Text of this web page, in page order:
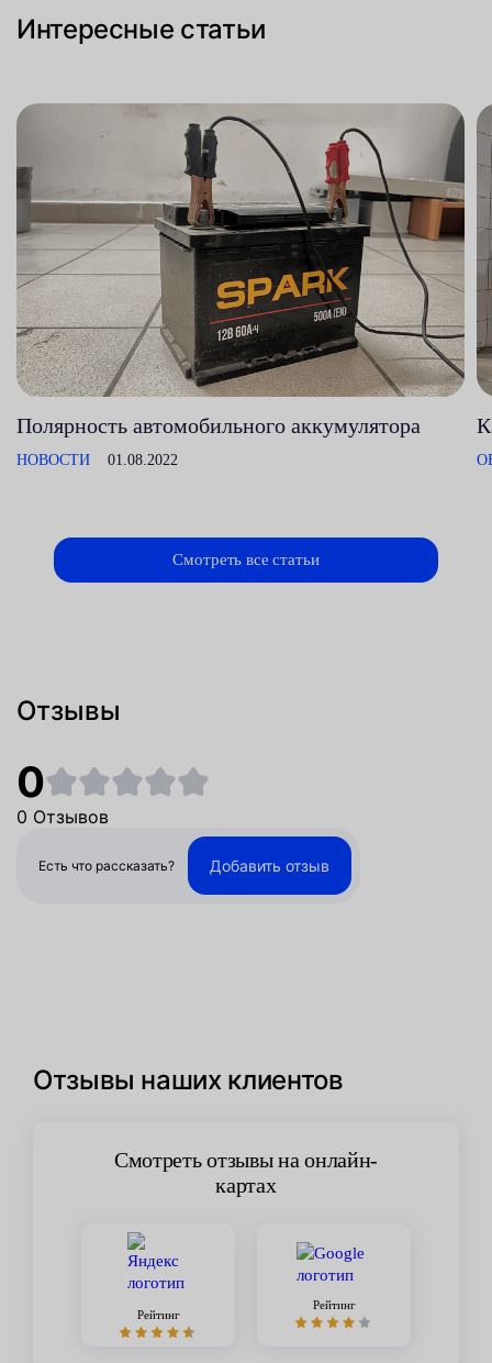
Интересные статьи
Полярность автомобильного аккумулятора
НОВОСТИ 01.08.2022
Смотреть все статьи
Отзывы
0
0 Отзывов
Есть что рассказать? Добавить отзыв
Отзывы наших клиентов
Смотреть отзывы на онлайн-
картах
Рейтинг
Рейтинг